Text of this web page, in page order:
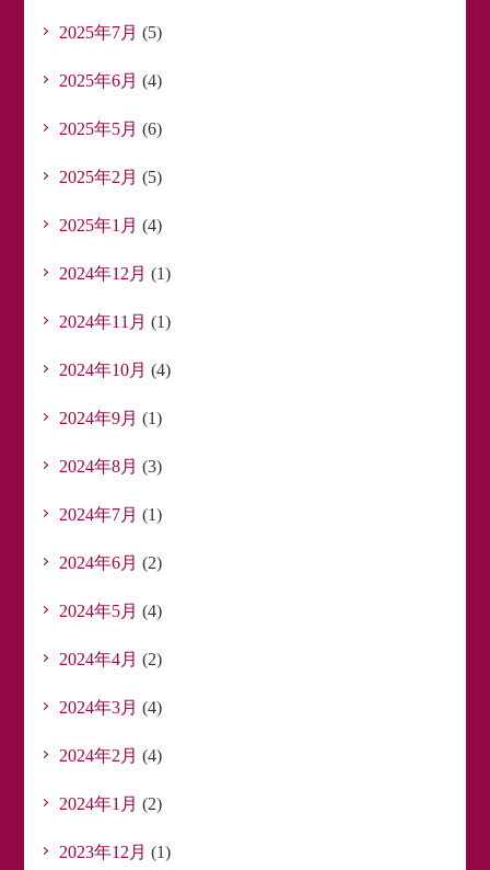
2025年7月 (5)
2025年6月 (4)
2025年5月 (6)
2025年2月 (5)
2025年1月 (4)
2024年12月 (1)
2024年11月 (1)
2024年10月 (4)
2024年9月 (1)
2024年8月 (3)
2024年7月 (1)
2024年6月 (2)
2024年5月 (4)
2024年4月 (2)
2024年3月 (4)
2024年2月 (4)
2024年1月 (2)
2023年12月 (1)